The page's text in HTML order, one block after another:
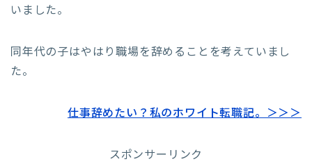
いました。
同年代の子はやはり職場を辞めることを考えていまし
た。
仕事辞めたい？私のホワイト転職記。＞＞＞
スポンサーリンク